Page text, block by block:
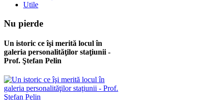
Utile
Nu pierde
Un istoric ce îşi merită locul în
galeria personalităţilor staţiunii -
Prof. Ştefan Pelin